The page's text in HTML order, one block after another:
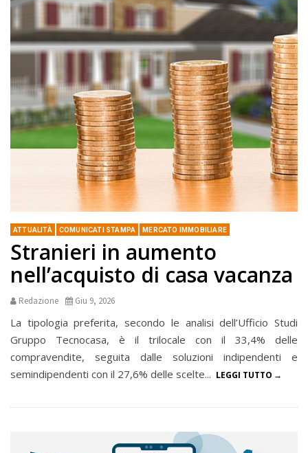
ATTUALITÀ COMUNICATI STAMPA MERCATO IMMOBILIARE
Stranieri in aumento
nell’acquisto di casa vacanza
Redazione Giu 9, 2026
La tipologia preferita, secondo le analisi dell’Ufficio Studi
Gruppo Tecnocasa, è il trilocale con il 33,4% delle
compravendite, seguita dalle soluzioni indipendenti e
semindipendenti con il 27,6% delle scelte... LEGGI TUTTO